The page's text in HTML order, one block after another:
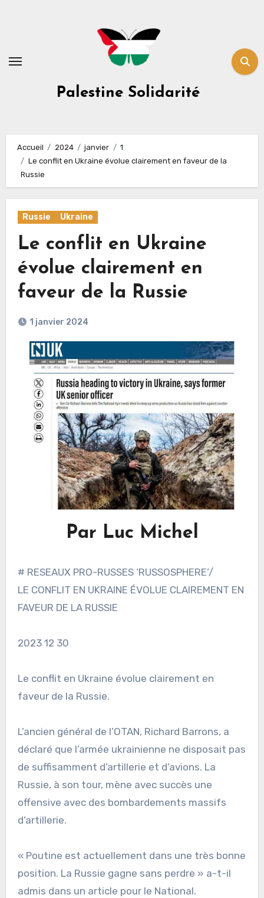
Palestine Solidarité
Accueil 2024 janvier
1
Le conflit en Ukraine évolue clairement en faveur de la
Russie
Russie Ukraine
Le conflit en Ukraine
évolue clairement en
faveur de la Russie
1 janvier 2024
Par Luc Michel
# RESEAUX PRO-RUSSES ‘RUSSOSPHERE’/
LE CONFLIT EN UKRAINE ÉVOLUE CLAIREMENT EN
FAVEUR DE LA RUSSIE
2023 12 30
Le conflit en Ukraine évolue clairement en
faveur de la Russie.
L’ancien général de l’OTAN, Richard Barrons, a
déclaré que l’armée ukrainienne ne disposait pas
de suffisamment d’artillerie et d’avions. La
Russie, à son tour, mène avec succès une
offensive avec des bombardements massifs
d’artillerie.
« Poutine est actuellement dans une très bonne
position. La Russie gagne sans perdre » a-t-il
admis dans un article pour le National.